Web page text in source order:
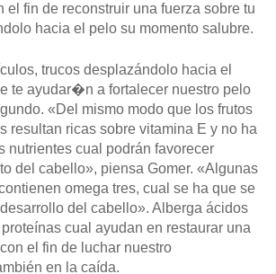
el fin de reconstruir una fuerza sobre tu
hacia el pelo su momento salubre.
trucos desplazándolo hacia el
te ayudar�n a fortalecer nuestro pelo
«Del mismo modo que los frutos
resultan ricas sobre vitamina E y no ha
nutrientes cual podrán favorecer
del cabello», piensa Gomer. «Algunas
omega tres, cual se ha que se
del cabello». Alberga ácidos
cual ayudan en restaurar una
el fin de luchar nuestro
en la caída.